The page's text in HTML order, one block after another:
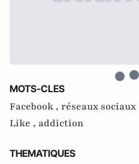
MOTS-CLES
Facebook , réseaux sociaux
Like , addiction
THEMATIQUES